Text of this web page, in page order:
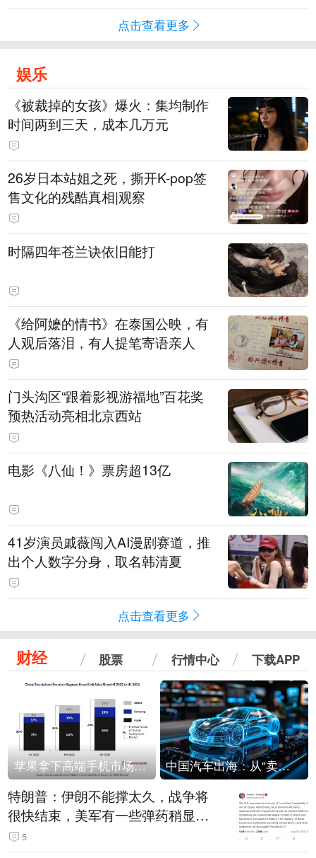
点击查看更多
娱乐
《被裁掉的女孩》爆火：集均制作
时间两到三天，成本几万元
​26岁日本站姐之死，撕开K-pop签
售文化的残酷真相|观察
时隔四年苍兰诀依旧能打
《给阿嬷的情书》在泰国公映，有
人观后落泪，有人提笔寄语亲人
门头沟区“跟着影视游福地”百花奖
预热活动亮相北京西站
电影《八仙！》票房超13亿
41岁演员戚薇闯入AI漫剧赛道，推
出个人数字分身，取名韩清夏
点击查看更多
财经 股票 行情中心 下载APP
苹果拿下高端手机市场65%的份额：iPhone 17系列功不可没 中国汽车出海：从“卖出去”到“走进去”
特朗普：伊朗不能撑太久，战争将
很快结束，美军有一些弹药稍显紧
张！伊朗公布拟议的海峡管理文本
5